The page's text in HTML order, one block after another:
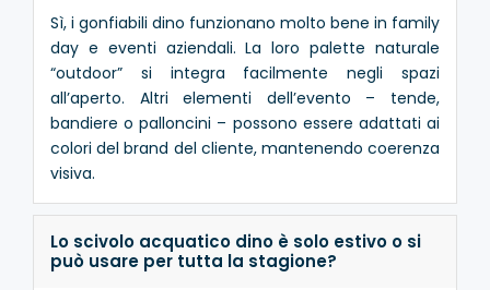
Sì, i gonfiabili dino funzionano molto bene in family
day e eventi aziendali. La loro palette naturale
“outdoor” si integra facilmente negli spazi
all’aperto. Altri elementi dell’evento – tende,
bandiere o palloncini – possono essere adattati ai
colori del brand del cliente, mantenendo coerenza
visiva.
Lo scivolo acquatico dino è solo estivo o si
può usare per tutta la stagione?